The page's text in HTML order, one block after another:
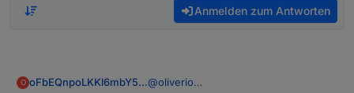
Anmelden zum Antworten
O oFbEQnpoLKKl6mbY5e13@oliverio